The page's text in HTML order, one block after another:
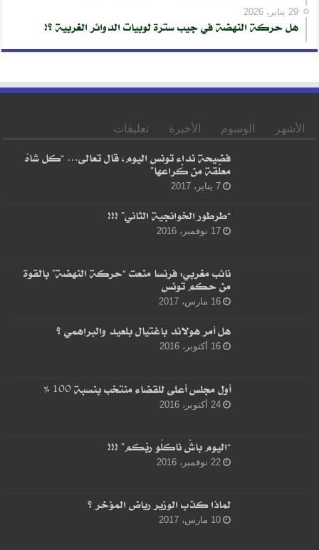
29 يناير، 2026
هل حركة النهضة في جيب سترة لوبيات الدوائر الغربية ؟!
الأشهر الوسوم الأخيرة تعليقات
فضيحة نداء تونس اليوم، قال تعالى… “كل شاهْ
معلّقة من كْراعها”
7 يناير، 2017
“طرطور الخوانجية الثاني” !!!
17 نوفمبر، 2016
نائب مغربي: فرنسا منعت “حركة النهضة” بالقوة
من حكم تونس
16 مارس، 2017
هل أمر هولاند باغتيال بلعيد والبراهمي ؟
16 أكتوبر، 2016
أول مجلس أعلى للقضاء منتخب بنسبة 100 %
24 أكتوبر، 2016
“اليوم باشْ ناكلُو ربّكم” !!!
22 نوفمبر، 2016
لماذا كذب الوزير رياض المؤخر ؟
10 مارس، 2017